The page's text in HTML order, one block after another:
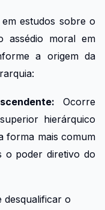
estudos sobre o
assédio moral em
a origem da
Ocorre
hierárquico
forma mais comum
o poder diretivo do
desqualificar o